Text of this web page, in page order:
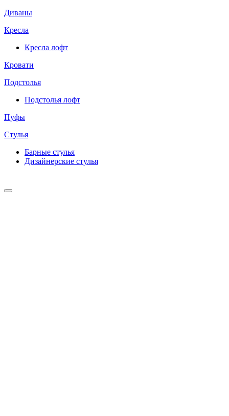
Диваны
Кресла
Кресла лофт
Кровати
Подстолья
Подстолья лофт
Пуфы
Стулья
Барные cтулья
Дизайнерские cтулья